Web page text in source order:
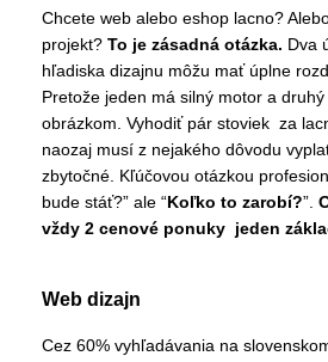
Chcete web alebo eshop lacno?
projekt? To je zásadná otázka. Dva
hľadiska dizajnu môžu mať úplne
Pretože jeden má silný motor a
obrázkom. Vyhodiť pár stoviek za
naozaj musí z nejakého dôvodu
zbytočné. Kľúčovou otázkou
bude stáť?” ale “Koľko to zarobí?”.
vždy 2 cenové ponuky jeden
Web dizajn
Cez 60% vyhľadávania na